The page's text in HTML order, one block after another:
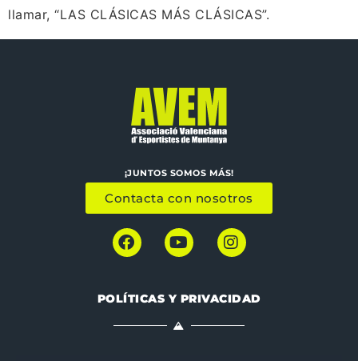
llamar, “LAS CLÁSICAS MÁS CLÁSICAS”.
¡JUNTOS SOMOS MÁS!
Contacta con nosotros
POLÍTICAS Y PRIVACIDAD